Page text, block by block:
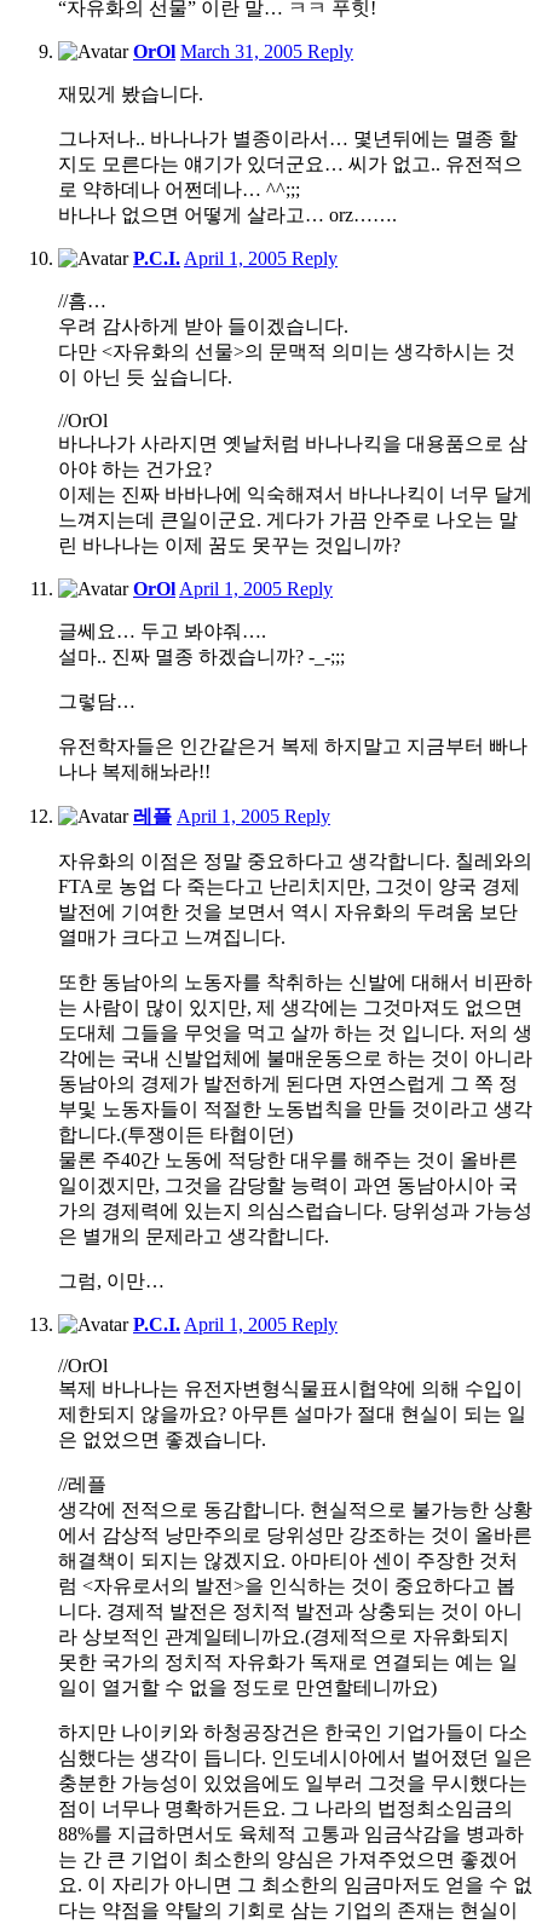
“자유화의 선물” 이란 말… ㅋㅋ 푸힛!
OrOl March 31, 200511:47
Reply
재밌게 봤습니다.
그나저나.. 바나나가 별종이라서… 몇년뒤에는 멸종 할
지도 모른다는 얘기가 있더군요… 씨가 없고.. 유전적으
로 약하데나 어쩐데나… ^^;;;
바나나 없으면 어떻게 살라고… orz…….
P.C.I.April 1, 200512:59
Reply
//흠…
우려 감사하게 받아 들이겠습니다.
다만 <자유화의 선물>의 문맥적 의미는 생각하시는 것
이 아닌 듯 싶습니다.
//OrOl
바나나가 사라지면 옛날처럼 바나나킥을 대용품으로 삼
아야 하는 건가요?
이제는 진짜 바바나에 익숙해져서 바나나킥이 너무 달게
느껴지는데 큰일이군요. 게다가 가끔 안주로 나오는 말
린 바나나는 이제 꿈도 못꾸는 것입니까?
OrOlApril 1, 20052:04
Reply
글쎄요… 두고 봐야줘….
설마.. 진짜 멸종 하겠습니까? -_-;;;
그렇담…
유전학자들은 인간같은거 복제 하지말고 지금부터 빠나
나나 복제해놔라!!
레플 April 1, 20056:14
Reply
자유화의 이점은 정말 중요하다고 생각합니다. 칠레와의
FTA로 농업 다 죽는다고 난리치지만, 그것이 양국 경제
발전에 기여한 것을 보면서 역시 자유화의 두려움 보단
열매가 크다고 느껴집니다.
또한 동남아의 노동자를 착취하는 신발에 대해서 비판하
는 사람이 많이 있지만, 제 생각에는 그것마져도 없으면
도대체 그들을 무엇을 먹고 살까 하는 것 입니다. 저의 생
각에는 국내 신발업체에 불매운동으로 하는 것이 아니라
동남아의 경제가 발전하게 된다면 자연스럽게 그 쪽 정
부및 노동자들이 적절한 노동법칙을 만들 것이라고 생각
합니다.(투쟁이든 타협이던)
물론 주40간 노동에 적당한 대우를 해주는 것이 올바른
일이겠지만, 그것을 감당할 능력이 과연 동남아시아 국
가의 경제력에 있는지 의심스럽습니다. 당위성과 가능성
은 별개의 문제라고 생각합니다.
그럼, 이만…
P.C.I.April 1, 20058:23
Reply
//OrOl
복제 바나나는 유전자변형식물표시협약에 의해 수입이
제한되지 않을까요? 아무튼 설마가 절대 현실이 되는 일
은 없었으면 좋겠습니다.
//레플
생각에 전적으로 동감합니다. 현실적으로 불가능한 상황
에서 감상적 낭만주의로 당위성만 강조하는 것이 올바른
해결책이 되지는 않겠지요. 아마티아 센이 주장한 것처
럼 <자유로서의 발전>을 인식하는 것이 중요하다고 봅
니다. 경제적 발전은 정치적 발전과 상충되는 것이 아니
라 상보적인 관계일테니까요.(경제적으로 자유화되지
못한 국가의 정치적 자유화가 독재로 연결되는 예는 일
일이 열거할 수 없을 정도로 만연할테니까요)
하지만 나이키와 하청공장건은 한국인 기업가들이 다소
심했다는 생각이 듭니다. 인도네시아에서 벌어졌던 일은
충분한 가능성이 있었음에도 일부러 그것을 무시했다는
점이 너무나 명확하거든요. 그 나라의 법정최소임금의
88%를 지급하면서도 육체적 고통과 임금삭감을 병과하
는 간 큰 기업이 최소한의 양심은 가져주었으면 좋겠어
요. 이 자리가 아니면 그 최소한의 임금마저도 얻을 수 없
다는 약점을 약탈의 기회로 삼는 기업의 존재는 현실이